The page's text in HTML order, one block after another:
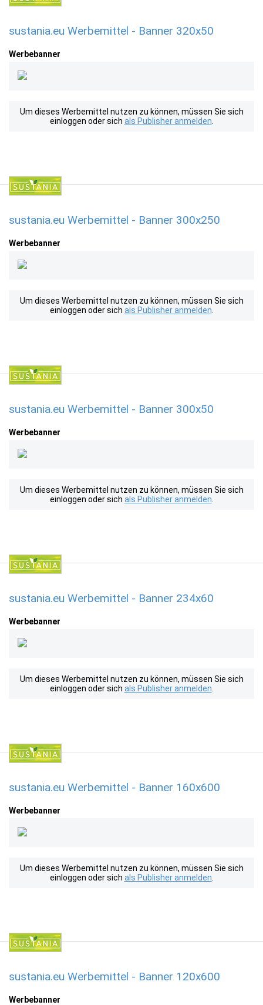
sustania.eu Werbemittel - Banner 320x50
Werbebanner
Um dieses Werbemittel nutzen zu können, müssen Sie sich
einloggen oder sich als Publisher anmelden
sustania.eu Werbemittel - Banner 300x250
Werbebanner
Um dieses Werbemittel nutzen zu können, müssen Sie sich
einloggen oder sich als Publisher anmelden
sustania.eu Werbemittel - Banner 300x50
Werbebanner
Um dieses Werbemittel nutzen zu können, müssen Sie sich
einloggen oder sich als Publisher anmelden
sustania.eu Werbemittel - Banner 234x60
Werbebanner
Um dieses Werbemittel nutzen zu können, müssen Sie sich
einloggen oder sich als Publisher anmelden
sustania.eu Werbemittel - Banner 160x600
Werbebanner
Um dieses Werbemittel nutzen zu können, müssen Sie sich
einloggen oder sich als Publisher anmelden
sustania.eu Werbemittel - Banner 120x600
Werbebanner